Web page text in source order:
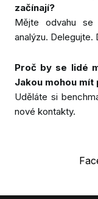
začínají?
Mějte odvahu
analýzu. Delegujte.
Proč by se lidé
Jakou mohou mít
Uděláte si
nové kontakty.